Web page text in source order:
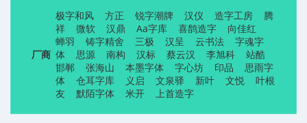
厂商
极字和风 方正 锐字潮牌 汉仪 造字工房
腾
祥
微软 汉鼎 Aa字库 喜鹊造字
向佳红
蝉羽
铸字精舍 三极 汉呈 云书法
字魂字
体
思源 南构 汉标 蔡云汉 李旭科
站酷
邯郸
张海山 本墨字体 字心坊 印品
思雨字
体
仓耳字库 义启 文泉驿 新叶 文悦
叶根
友
默陌字体 米开 上首造字